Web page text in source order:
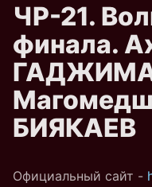
ЧР-21.
финала.
БИЯКАЕВ
Официальный сайт -